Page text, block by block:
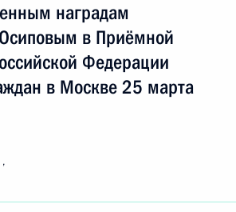
наградам
в Приёмной
Федерации
в Москве 25 марта